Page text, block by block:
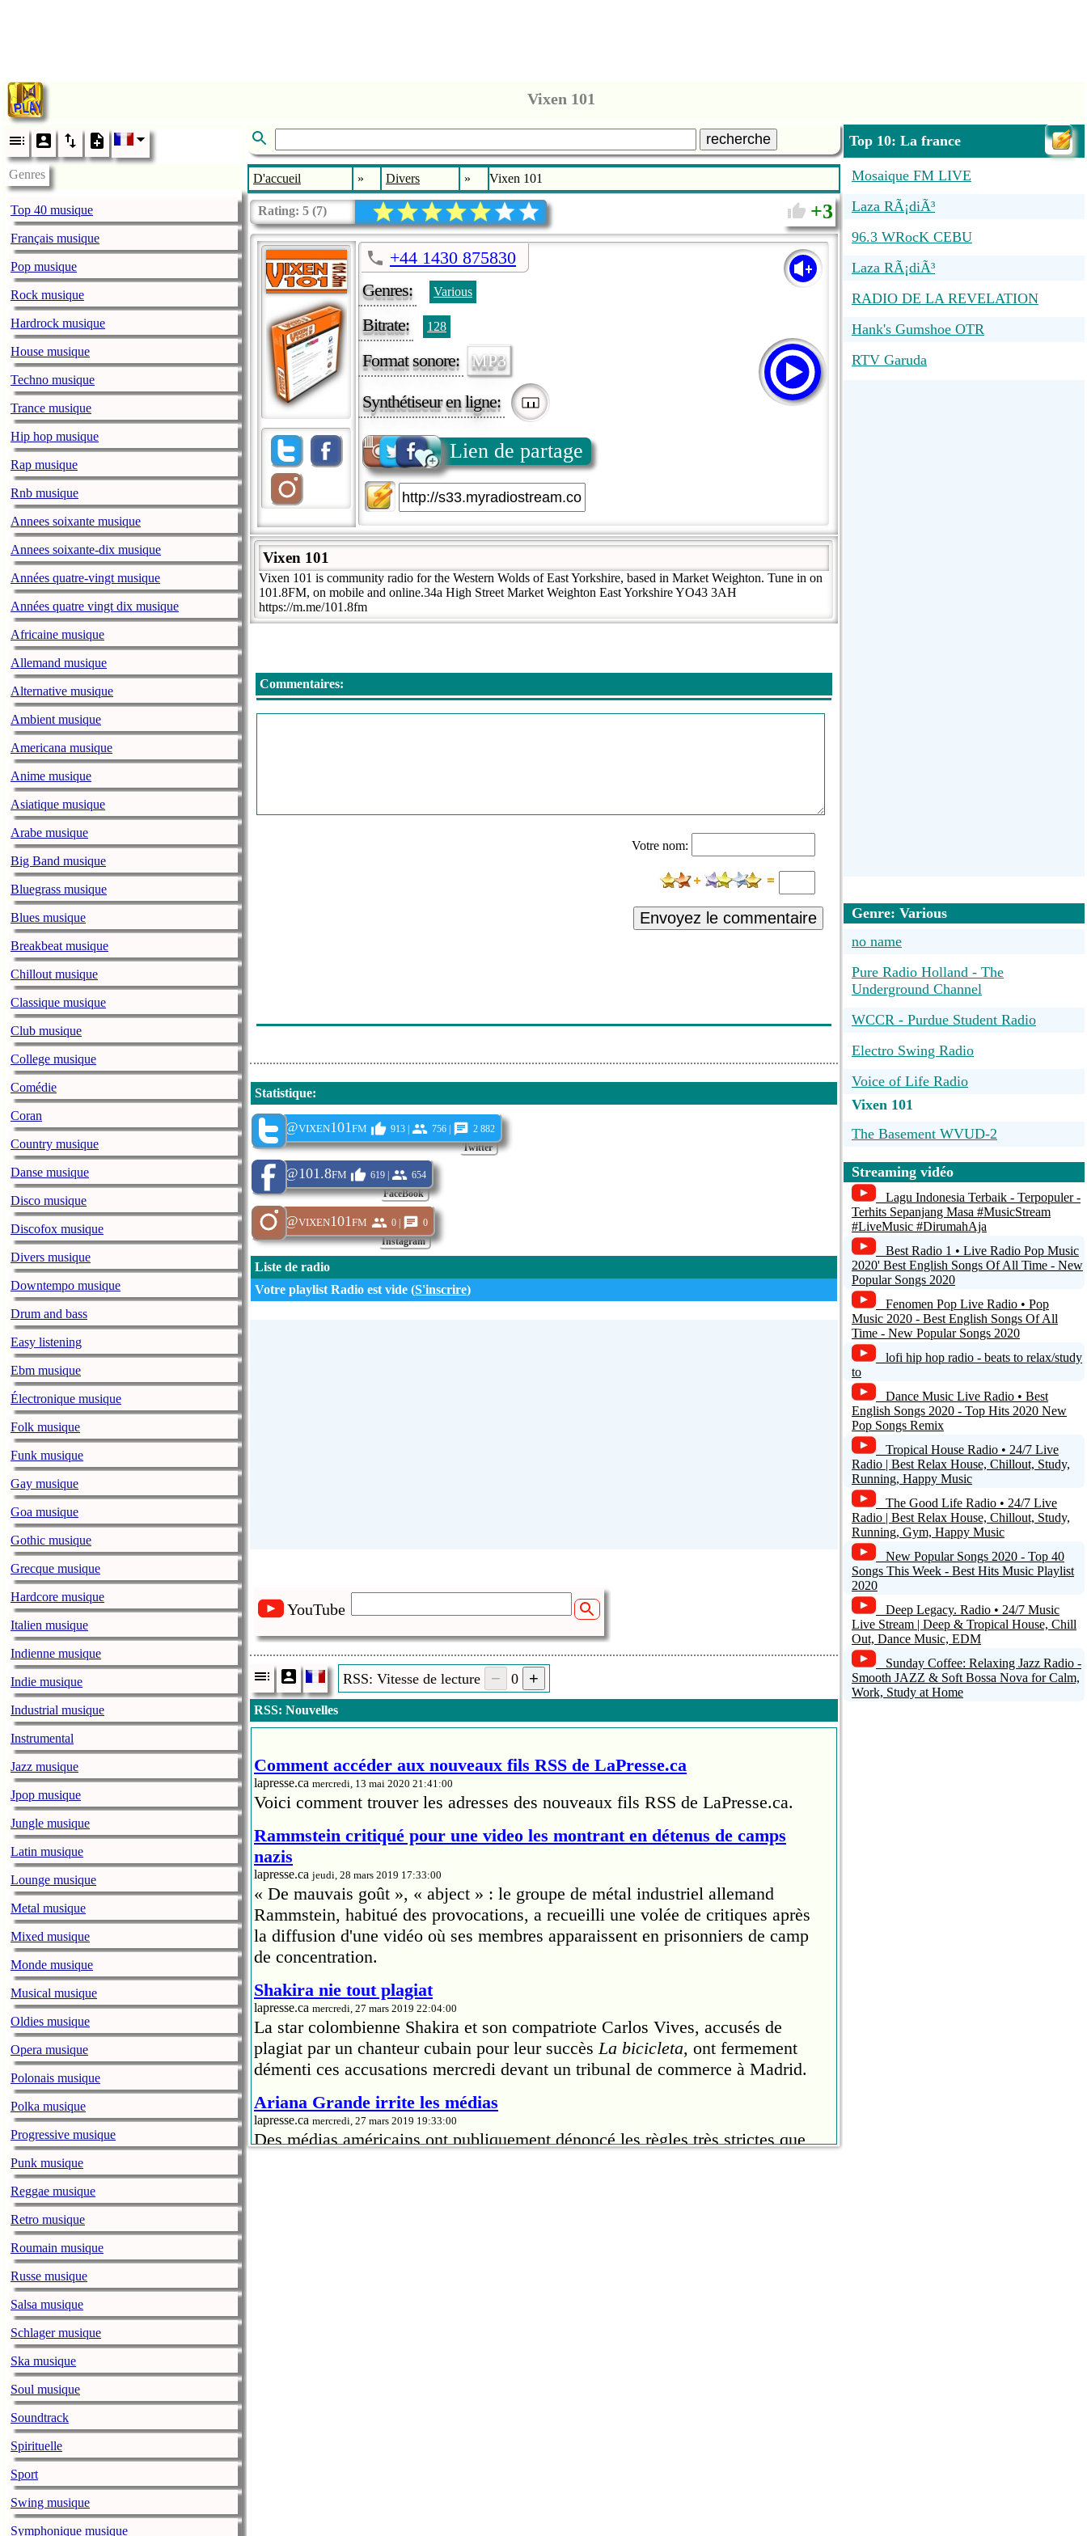
Vixen 101
Genres
Top 40 musique
Français musique
Pop musique
Rock musique
Hardrock musique
House musique
Techno musique
Trance musique
Hip hop musique
Rap musique
Rnb musique
Annees soixante musique
Annees soixante-dix musique
Années quatre-vingt musique
Années quatre vingt dix musique
Africaine musique
Allemand musique
Alternative musique
Ambient musique
Americana musique
Anime musique
Asiatique musique
Arabe musique
Big Band musique
Bluegrass musique
Blues musique
Breakbeat musique
Chillout musique
Classique musique
Club musique
College musique
Comédie
Coran
Country musique
Danse musique
Disco musique
Discofox musique
Divers musique
Downtempo musique
Drum and bass
Easy listening
Ebm musique
Électronique musique
Folk musique
Funk musique
Gay musique
Goa musique
Gothic musique
Grecque musique
Hardcore musique
Italien musique
Indienne musique
Indie musique
Industrial musique
Instrumental
Jazz musique
Jpop musique
Jungle musique
Latin musique
Lounge musique
Metal musique
Mixed musique
Monde musique
Musical musique
Oldies musique
Opera musique
Polonais musique
Polka musique
Progressive musique
Punk musique
Reggae musique
Retro musique
Roumain musique
Russe musique
Salsa musique
Schlager musique
Ska musique
Soul musique
Soundtrack
Spirituelle
Sport
Swing musique
Symphonique musique
recherche
D'accueil » Divers » Vixen 101
Rating: 5 (7) 3
+44 1430 875830
Genres:
Various
Bitrate: 128
Format sonore: MP3
Synthétiseur en ligne:
Lien de partage
Vixen 101
Vixen 101 is community radio for the Western Wolds of East Yorkshire, based in Market Weighton. Tune in on
101.8FM, on mobile and online.34a High Street Market Weighton East Yorkshire YO43 3AH
https://m.me/101.8fm
Commentaires:
Votre nom:
Envoyez le commentaire
Statistique:
Twitter
@vixen101fm 913 | 756 | 2 882
FaceBook
@101.8fm 619 | 654
Instagram
@vixen101fm 0 | 0
Liste de radio
Votre playlist Radio est vide (S'inscrire)
YouTube
RSS: Vitesse de lecture 0
RSS: Nouvelles
Comment accéder aux nouveaux fils RSS de LaPresse.ca
lapresse.ca mercredi, 13 mai 2020 21:41:00
Voici comment trouver les adresses des nouveaux fils RSS de LaPresse.ca.
Rammstein critiqué pour une video les montrant en détenus de camps
nazis
lapresse.ca jeudi, 28 mars 2019 17:33:00
« De mauvais goût », « abject » : le groupe de métal industriel allemand
Rammstein, habitué des provocations, a recueilli une volée de critiques après
la diffusion d'une vidéo où ses membres apparaissent en prisonniers de camp
de concentration.
Shakira nie tout plagiat
lapresse.ca mercredi, 27 mars 2019 22:04:00
La star colombienne Shakira et son compatriote Carlos Vives, accusés de
plagiat par un chanteur cubain pour leur succèsLa bicicleta, ont fermement
démenti ces accusations mercredi devant un tribunal de commerce à Madrid.
Ariana Grande irrite les médias
lapresse.ca mercredi, 27 mars 2019 19:33:00
Des médias américains ont publiquement dénoncé les règles très strictes que
Top 10: La france
Mosaique FM LIVE
Laza RÃ¡diÃ³
96.3 WRocK CEBU
Laza RÃ¡diÃ³
RADIO DE LA REVELATION
Hank's Gumshoe OTR
RTV Garuda
Genre: Various
no name
Pure Radio Holland - The
Underground Channel
WCCR - Purdue Student Radio
Electro Swing Radio
Voice of Life Radio
Vixen 101
The Basement WVUD-2
----------
VIBRATION POPROCK
VIBRATION 108
UnitedInIslam Radio :Quran Recitation
With English Translation
Streaming vidéo
Lagu Indonesia Terbaik - Terpopuler -
Terhits Sepanjang Masa #MusicStream
#LiveMusic #DirumahAja
Best Radio 1 • Live Radio Pop Music
2020' Best English Songs Of All Time - New
Popular Songs 2020
Fenomen Pop Live Radio • Pop
Music 2020 - Best English Songs Of All
Time - New Popular Songs 2020
lofi hip hop radio - beats to relax/study
to
Dance Music Live Radio • Best
English Songs 2020 - Top Hits 2020 New
Pop Songs Remix
Tropical House Radio • 24/7 Live
Radio | Best Relax House, Chillout, Study,
Running, Happy Music
The Good Life Radio • 24/7 Live
Radio | Best Relax House, Chillout, Study,
Running, Gym, Happy Music
New Popular Songs 2020 - Top 40
Songs This Week - Best Hits Music Playlist
2020
Deep Legacy. Radio • 24/7 Music
Live Stream | Deep & Tropical House, Chill
Out, Dance Music, EDM
Sunday Coffee: Relaxing Jazz Radio -
Smooth JAZZ & Soft Bossa Nova for Calm,
Work, Study at Home